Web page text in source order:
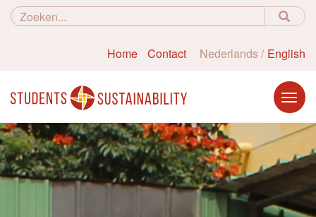
Home Contact Nederlands English